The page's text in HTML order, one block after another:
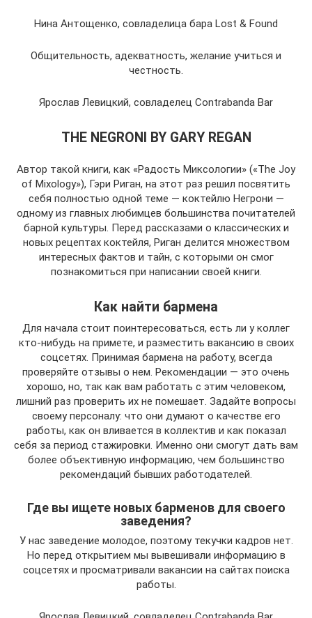
Нина Антощенко, совладелица бара Lost & Found
Общительность, адекватность, желание учиться и
честность.
Ярослав Левицкий, совладелец Contrabanda Bar
THE NEGRONI BY GARY REGAN
Автор такой книги, как «Радость Миксологии» («The Joy
of Mixology»), Гэри Риган, на этот раз решил посвятить
себя полностью одной теме — коктейлю Негрони —
одному из главных любимцев большинства почитателей
барной культуры. Перед рассказами о классических и
новых рецептах коктейля, Риган делится множеством
интересных фактов и тайн, с которыми он смог
познакомиться при написании своей книги.
Как найти бармена
Для начала стоит поинтересоваться, есть ли у коллег
кто-нибудь на примете, и разместить вакансию в своих
соцсетях. Принимая бармена на работу, всегда
проверяйте отзывы о нем. Рекомендации — это очень
хорошо, но, так как вам работать с этим человеком,
лишний раз проверить их не помешает. Задайте вопросы
своему персоналу: что они думают о качестве его
работы, как он вливается в коллектив и как показал
себя за период стажировки. Именно они смогут дать вам
более объективную информацию, чем большинство
рекомендаций бывших работодателей.
Где вы ищете новых барменов для своего
заведения?
У нас заведение молодое, поэтому текучки кадров нет.
Но перед открытием мы вывешивали информацию в
соцсетях и просматривали вакансии на сайтах поиска
работы.